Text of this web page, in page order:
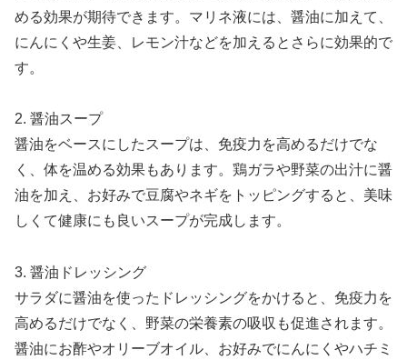
める効果が期待できます。マリネ液には、醤油に加えて、
にんにくや生姜、レモン汁などを加えるとさらに効果的で
す。
2. 醤油スープ
醤油をベースにしたスープは、免疫力を高めるだけでな
く、体を温める効果もあります。鶏ガラや野菜の出汁に醤
油を加え、お好みで豆腐やネギをトッピングすると、美味
しくて健康にも良いスープが完成します。
3. 醤油ドレッシング
サラダに醤油を使ったドレッシングをかけると、免疫力を
高めるだけでなく、野菜の栄養素の吸収も促進されます。
醤油にお酢やオリーブオイル、お好みでにんにくやハチミ